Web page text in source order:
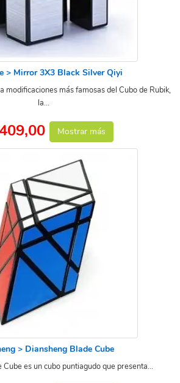
> Mirror 3X3 Black Silver Qiyi
modificaciones más famosas del Cubo de Rubik,
la...
Mostrar más
> Diansheng Blade Cube
Cube es un cubo puntiagudo que presenta...